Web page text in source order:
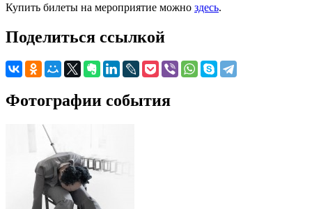
Купить билеты на мероприятие можно здесь.
Поделиться ссылкой
Фотографии события